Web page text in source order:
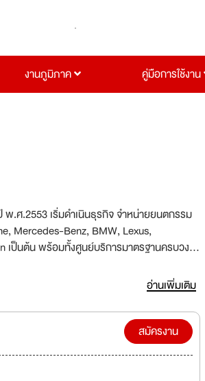
งานภูมิภาค คู่มือการใช้งาน
.ศ.2553 เริ่มดำเนินธุรกิจ จำหน่ายยนตกรรม
Mercedes-Benz, BMW, Lexus,
เป็นต้น พร้อมทั้งศูนย์บริการมาตรฐานครบวงจร
ามาใช้บริการ ตลอดระยะเวลาที่ผ่านมา ทาง
ถยนต์มายาวนาน ไม่เคยหยุดนิ่ง ในมุมมองเกี่ยว
ากรให้มีความเชี่ยวชาญ เพื่อให้บริการหลังการ
รมนำเข้า 2. บริษัท เอพี ออโต้ เซอร์วิส จำกัด
ปอเรชั่น จำกัด จำหน่ายอะไหล่รถยนต์ 4.
อ่านเพิ่มเติม
สมัครงาน